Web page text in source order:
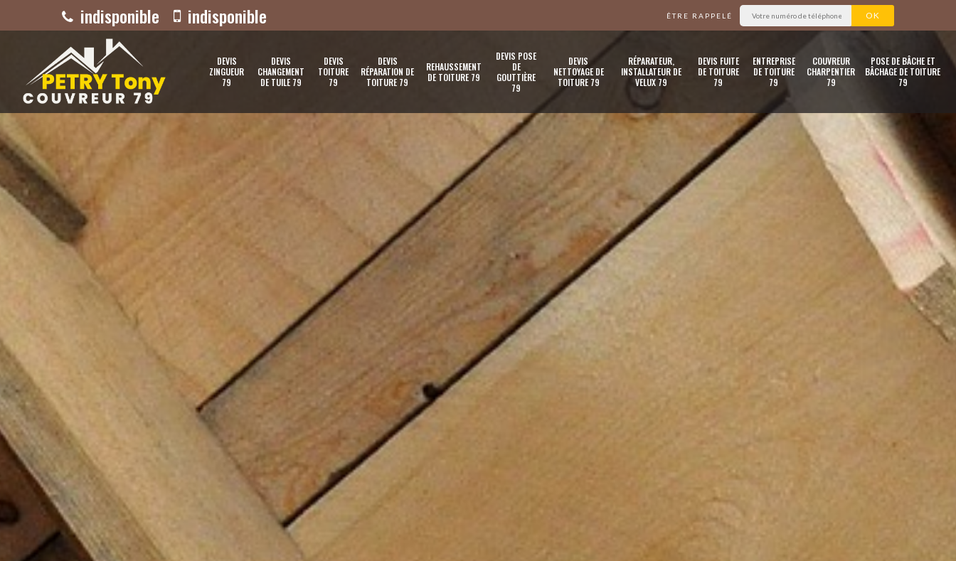
indisponible indisponible ÊTRE RAPPELÉ
DEVIS
ZINGUEUR
79
DEVIS
CHANGEMENT
DE TUILE 79
DEVIS
TOITURE
79
DEVIS
RÉPARATION DE
TOITURE 79
REHAUSSEMENT
DE TOITURE 79
DEVIS POSE
DE
GOUTTIÈRE
79
DEVIS
NETTOYAGE DE
TOITURE 79
RÉPARATEUR,
INSTALLATEUR DE
VELUX 79
DEVIS FUITE
DE TOITURE
79
ENTREPRISE
DE TOITURE
79
COUVREUR
CHARPENTIER
79
POSE DE BÂCHE ET
BÂCHAGE DE TOITURE
79